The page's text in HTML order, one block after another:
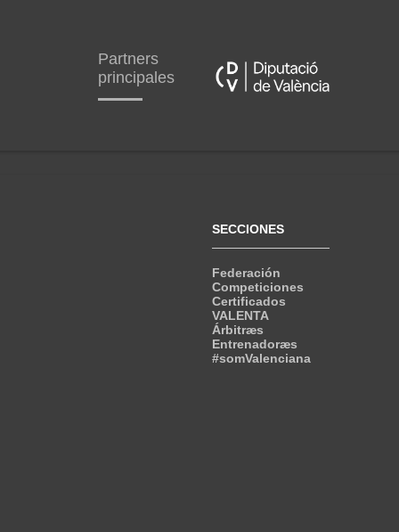
Partners
principales
SECCIONES
Federación
Competiciones
Certificados
VALENTA
Árbitræs
Entrenadoræs
#somValenciana